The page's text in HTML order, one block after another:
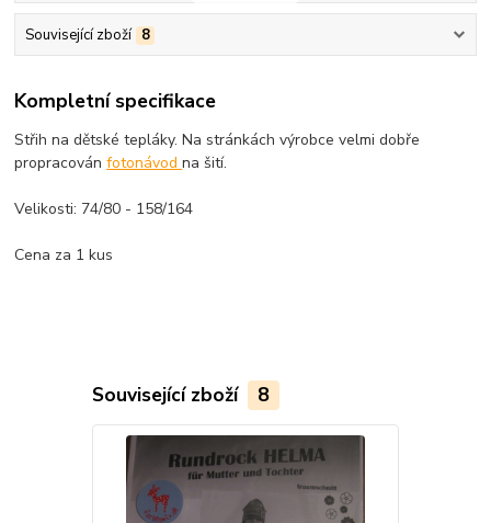
Související zboží 8
Kompletní specifikace
Střih na dětské tepláky. Na stránkách výrobce velmi dobře
propracovánfotonávodna šití.
Velikosti: 74/80 - 158/164
Cena za 1 kus
Související zboží 8